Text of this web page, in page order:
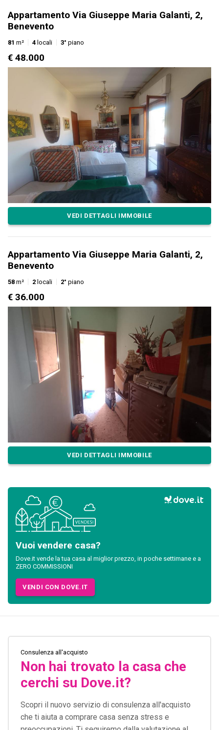
Appartamento Via Giuseppe Maria Galanti, 2,
Benevento
81 m² 4 locali 3° piano
€ 48.000
VEDI DETTAGLI IMMOBILE
Appartamento Via Giuseppe Maria Galanti, 2,
Benevento
58 m² 2 locali 2° piano
€ 36.000
VEDI DETTAGLI IMMOBILE
Vuoi vendere casa?
Dove.it vende la tua casa al miglior prezzo, in poche settimane e a
ZERO COMMISSIONI
VENDI CON DOVE.IT
Consulenza all'acquisto
Non hai trovato la casa che
cerchi su Dove.it?
Scopri il nuovo servizio di consulenza all'acquisto
che ti aiuta a comprare casa senza stress e